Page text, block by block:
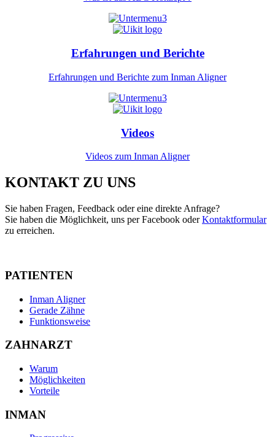
Erfahrungen und Berichte
Erfahrungen und Berichte zum Inman Aligner
Videos
Videos zum Inman Aligner
KONTAKT ZU UNS
Sie haben Fragen, Feedback oder eine direkte Anfrage?
Sie haben die Möglichkeit, uns per Facebook oderKontaktformular
zu erreichen.
PATIENTEN
Inman Aligner
Gerade Zähne
Funktionsweise
ZAHNARZT
Warum
Möglichkeiten
Vorteile
INMAN